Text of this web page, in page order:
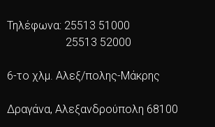
Τηλέφωνα: 25513 51000
25513 52000
6-το χλμ. Αλεξ/πολης-Μάκρης
Δραγάνα, Αλεξανδρούπολη 68100